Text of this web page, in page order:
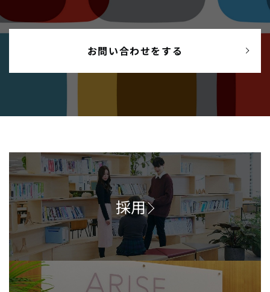
お問い合わせをする
採用